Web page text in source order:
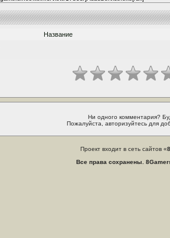
Название
Ни одного комментария?
Пожалуйста, авторизуйтесь для
Проект входит в сеть сайтов «
Все права сохранены.